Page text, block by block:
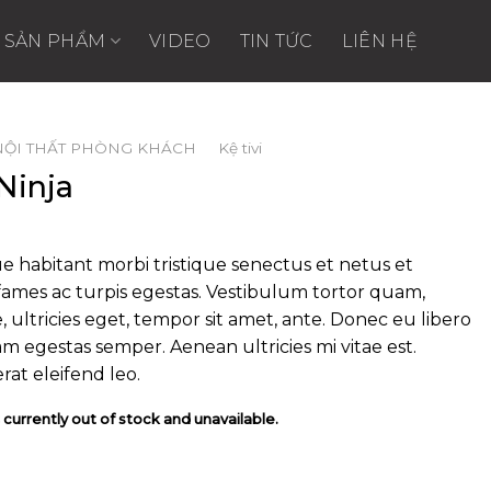
SẢN PHẨM VIDEO TIN TỨC LIÊN HỆ
THẤT PHÒNG KHÁCH Kệ tivi
habitant morbi tristique senectus et netus et
ac turpis egestas. Vestibulum tortor quam,
ultricies eget, tempor sit amet, ante. Donec eu libero
egestas semper. Aenean ultricies mi vitae est.
eleifend leo.
currently out of stock and unavailable.